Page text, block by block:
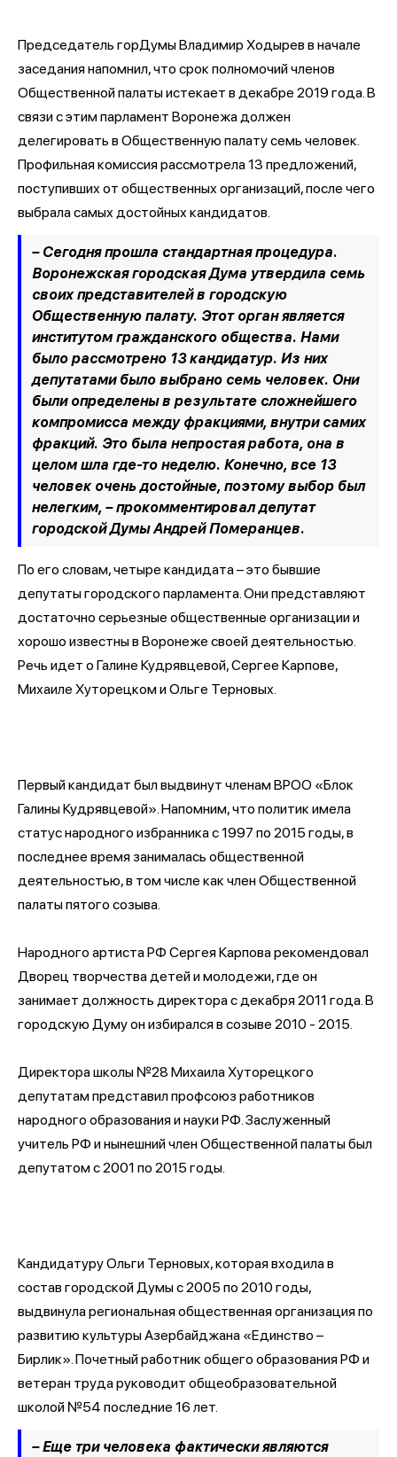
Председатель горДумы Владимир Ходырев в начале
заседания напомнил, что срок полномочий членов
Общественной палаты истекает в декабре 2019 года. В
связи с этим парламент Воронежа должен
делегировать в Общественную палату семь человек.
Профильная комиссия рассмотрела 13 предложений,
поступивших от общественных организаций, после чего
выбрала самых достойных кандидатов.
– Сегодня прошла стандартная процедура.
Воронежская городская Дума утвердила семь
своих представителей в городскую
Общественную палату. Этот орган является
институтом гражданского общества. Нами
было рассмотрено 13 кандидатур. Из них
депутатами было выбрано семь человек. Они
были определены в результате сложнейшего
компромисса между фракциями, внутри самих
фракций. Это была непростая работа, она в
целом шла где-то неделю. Конечно, все 13
человек очень достойные, поэтому выбор был
нелегким, –прокомментировал депутат
городской Думы Андрей Померанцев.
По его словам, четыре кандидата – это бывшие
депутаты городского парламента. Они представляют
достаточно серьезные общественные организации и
хорошо известны в Воронеже своей деятельностью.
Речь идет о Галине Кудрявцевой, Сергее Карпове,
Михаиле Хуторецком и Ольге Терновых.
Первый кандидат был выдвинут членам ВРОО «Блок
Галины Кудрявцевой». Напомним, что политик имела
статус народного избранника с 1997 по 2015 годы, в
последнее время занималась общественной
деятельностью, в том числе как член Общественной
палаты пятого созыва.
Народного артиста РФ Сергея Карпова рекомендовал
Дворец творчества детей и молодежи, где он
занимает должность директора с декабря 2011 года. В
городскую Думу он избирался в созыве 2010 - 2015.
Директора школы №28 Михаила Хуторецкого
депутатам представил профсоюз работников
народного образования и науки РФ. Заслуженный
учитель РФ и нынешний член Общественной палаты был
депутатом с 2001 по 2015 годы.
Кандидатуру Ольги Терновых, которая входила в
состав городской Думы с 2005 по 2010 годы,
выдвинула региональная общественная организация по
развитию культуры Азербайджана «Единство –
Бирлик». Почетный работник общего образования РФ и
ветеран труда руководит общеобразовательной
школой №54 последние 16 лет.
– Еще три человека фактически являются